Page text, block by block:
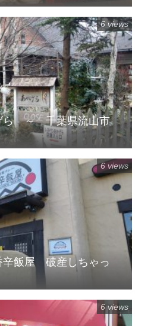
ら ～ 千葉県流山市
6 views
辛飯屋 破産しちゃっ
6 views
6 views